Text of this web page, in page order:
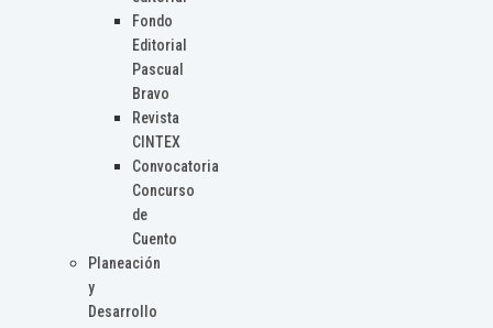
Fondo
Editorial
Pascual
Bravo
Revista
CINTEX
Convocatoria
Concurso
de
Cuento
Planeación
y
Desarrollo